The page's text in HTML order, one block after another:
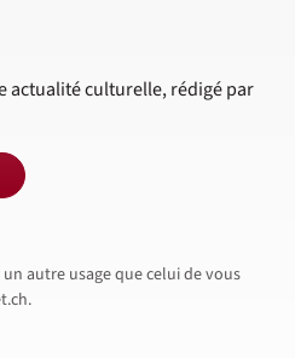
actualité culturelle, rédigé par
autre usage que celui de vous